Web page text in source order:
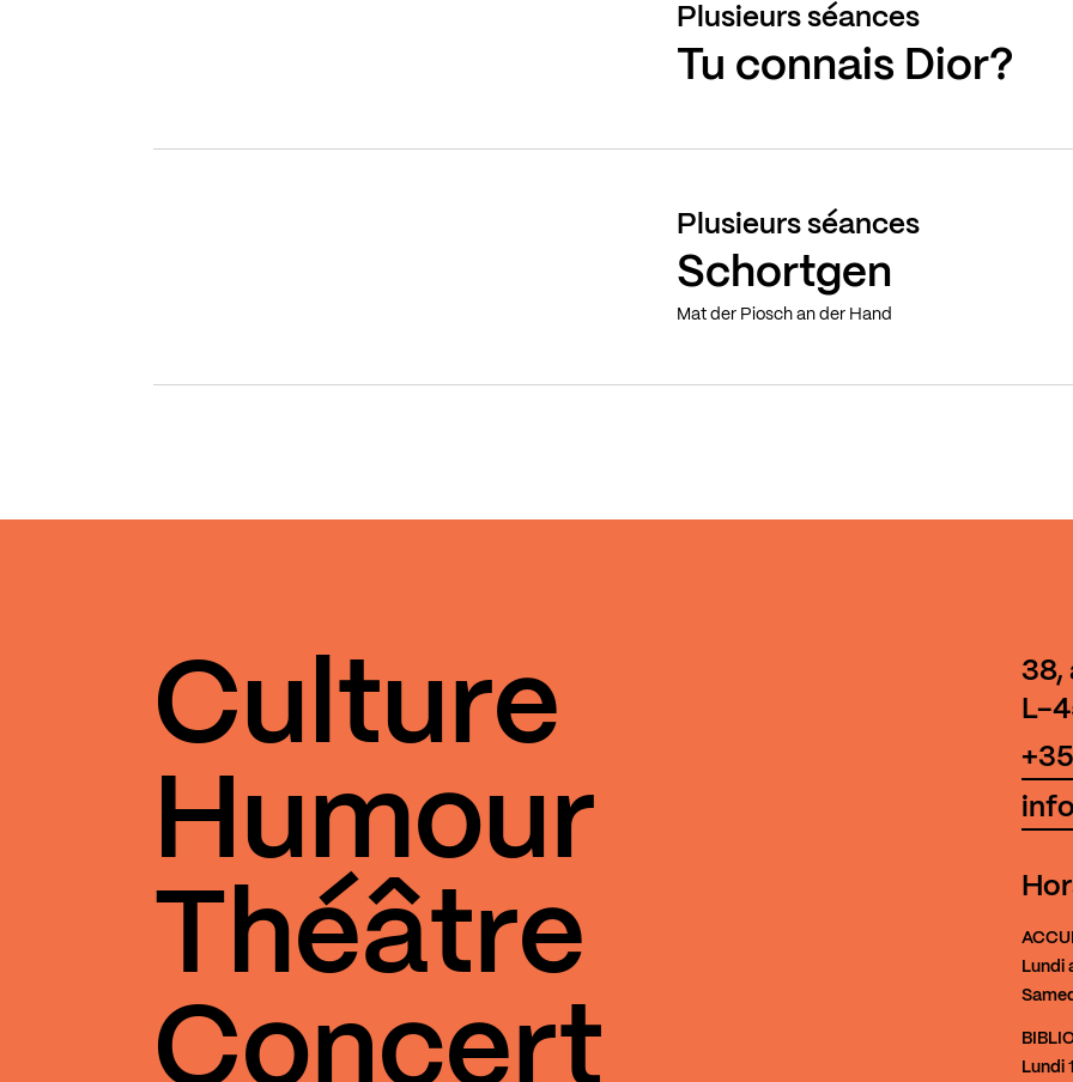
Plusieurs séances
Tu connais Dior?
Plusieurs séances
Schortgen
Mat der Piosch an der Hand
38,
L-
Lundi
Lundi
Culture
Humour
Théâtre
Concert